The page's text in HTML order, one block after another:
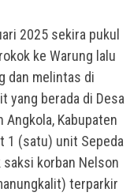
2025 sekira pukul
ke Warung lalu
dan melintas di
yang berada di Desa
Angkola, Kabupaten
1 (satu) unit Sepeda
korban Nelson
terparkir